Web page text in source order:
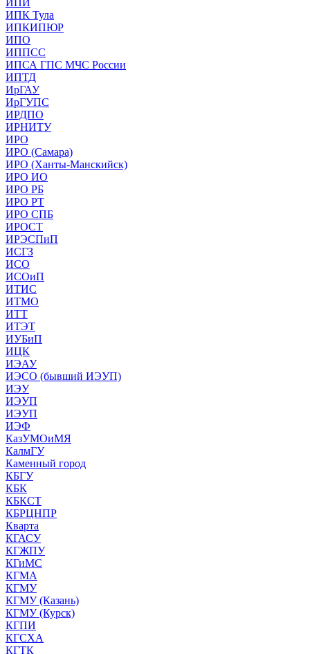
ИПК Тула
ИПКИПЮР
ИПО
ИППСС
ИПСА ГПС МЧС России
ИПТД
ИрГАУ
ИрГУПС
ИРДПО
ИРНИТУ
ИРО
ИРО (Самара)
ИРО (Ханты-Манскийск)
ИРО ИО
ИРО РБ
ИРО РТ
ИРО СПБ
ИРОСТ
ИРЭСПиП
ИСГЗ
ИСО
ИСОиП
ИТИС
ИТМО
ИТТ
ИТЭТ
ИУБиП
ИЦК
ИЭАУ
ИЭСО (бывший ИЭУП)
ИЭУ
ИЭУП
ИЭУП
ИЭФ
КазУМОиМЯ
КалмГУ
Каменный город
КБГУ
КБК
КБКСТ
КБРЦНПР
Кварта
КГАСУ
КГЖПУ
КГиМС
КГМА
КГМУ
КГМУ (Казань)
КГМУ (Курск)
КГПИ
КГСХА
КГТК